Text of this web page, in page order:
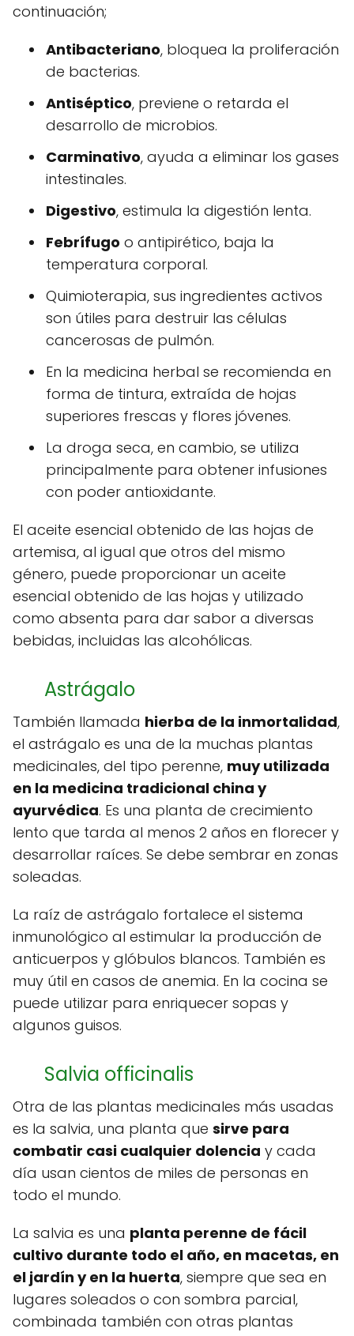
continuación;
Antibacteriano, bloquea la proliferación
de bacterias.
Antiséptico, previene o retarda el
desarrollo de microbios.
Carminativo, ayuda a eliminar los gases
intestinales.
Digestivo, estimula la digestión lenta.
Febrífugo o antipirético, baja la
temperatura corporal.
Quimioterapia, sus ingredientes activos
son útiles para destruir las células
cancerosas de pulmón.
En la medicina herbal se recomienda en
forma de tintura, extraída de hojas
superiores frescas y flores jóvenes.
La droga seca, en cambio, se utiliza
principalmente para obtener infusiones
con poder antioxidante.
El aceite esencial obtenido de las hojas de
artemisa, al igual que otros del mismo
género, puede proporcionar un aceite
esencial obtenido de las hojas y utilizado
como absenta para dar sabor a diversas
bebidas, incluidas las alcohólicas.
Astrágalo
También llamada hierba de la inmortalidad,
el astrágalo es una de la muchas plantas
medicinales, del tipo perenne, muy utilizada
en la medicina tradicional china y
ayurvédica. Es una planta de crecimiento
lento que tarda al menos 2 años en florecer y
desarrollar raíces. Se debe sembrar en zonas
soleadas.
La raíz de astrágalo fortalece el sistema
inmunológico al estimular la producción de
anticuerpos y glóbulos blancos. También es
muy útil en casos de anemia. En la cocina se
puede utilizar para enriquecer sopas y
algunos guisos.
Salvia officinalis
Otra de las plantas medicinales más usadas
es la salvia, una planta que sirve para
combatir casi cualquier dolencia y cada
día usan cientos de miles de personas en
todo el mundo.
La salvia es una planta perenne de fácil
cultivo durante todo el año, en macetas, en
el jardín y en la huerta, siempre que sea en
lugares soleados o con sombra parcial,
combinada también con otras plantas